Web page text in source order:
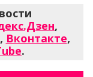
,
, Вконтакте,
.